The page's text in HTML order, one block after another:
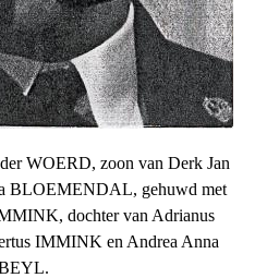
WOERD, zoon van Derk Jan
BLOEMENDAL, gehuwd met
dochter van Adrianus
IMMINK en Andrea Anna